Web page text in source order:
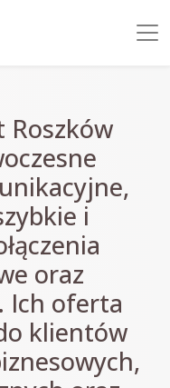
i
oraz
Ich oferta
klientów